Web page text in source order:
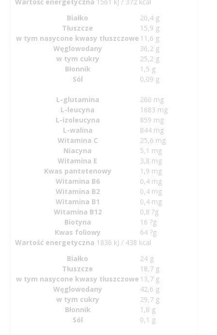
Białko
20,4 g
Tłuszcze
15,9 g
w tym nasycone kwasy tłuszczowe 11,6 g
Węglowodany
36,2 g
w tym cukry
25,2 g
Błonnik
1,5 g
Sól
0,09 g
L-glutamina
260 mg
L-leucyna
1683 mg
L-izoleucyna
859 mg
L-walina
844 mg
Witamina C
25,6 mg
Niacyna
5,1 mg
Witamina E
3,8 mg
Kwas pantotenowy
1,9 mg
Witamina B6
0,4 mg
Witamina B2
0,4 mg
Witamina B1
0,4 mg
Witamina B12
0,8 ?g
Biotyna
16 ?g
Kwas foliowy
64 ?g
Wartość energetyczna 1836 kJ / 438 kcal
Białko
24 g
Tłuszcze
18,7 g
w tym nasycone kwasy tłuszczowe 13,7 g
Węglowodany
42,6 g
w tym cukry
29,7 g
Błonnik
1,8 g
Sól
0,1 g